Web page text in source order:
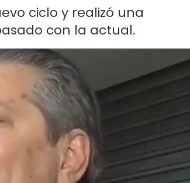
ciclo y realizó una
con la actual.